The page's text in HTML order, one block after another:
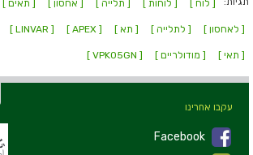
[ לוח ] [ לוחות ] [ תלייה ] [ אחסון ] [ תאים ]
[ לאחסון ] [ לתלייה ] [ תא ] [ APEX ]
[ LINVAR ]
[ תאי ] [ מודולריים ] [ VPK05GN ]
עקבו אחרינו
Facebook